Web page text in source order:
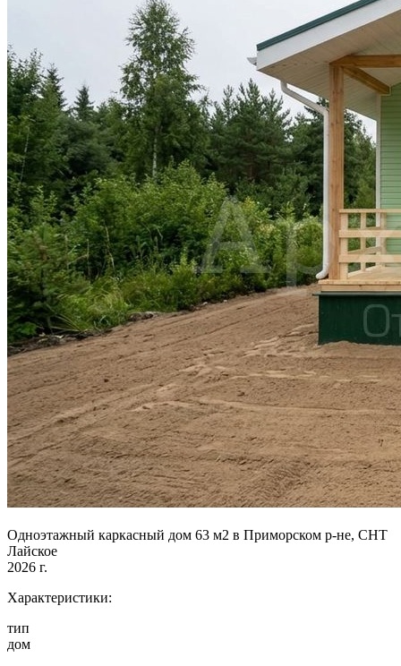
Одноэтажный каркасный дом 63 м2 в Приморском р-не, СНТ
Лайское
2026 г.
Характеристики:
тип
дом